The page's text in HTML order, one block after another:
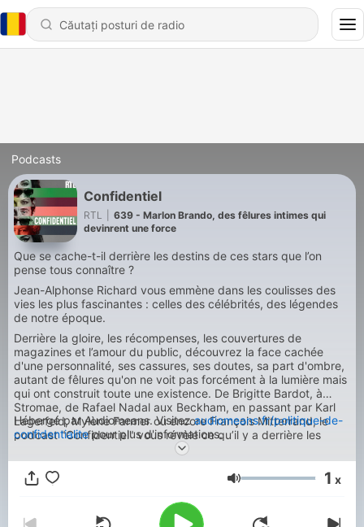
Podcasts
Confidentiel
RTL
639 - Marlon Brando, des fêlures intimes qui
devinrent une force
Que se cache-t-il derrière les destins de ces stars que l’on
pense tous connaître ?
Jean-Alphonse Richard vous emmène dans les coulisses des
vies les plus fascinantes : celles des célébrités, des légendes
de notre époque.
Derrière la gloire, les récompenses, les couvertures de
magazines et l’amour du public, découvrez la face cachée
d'une personnalité, ses cassures, ses doutes, sa part d'ombre,
autant de fêlures qu'on ne voit pas forcément à la lumière mais
qui ont construit toute une existence. De Brigitte Bardot, à
Stromae, de Rafael Nadal aux Beckham, en passant par Karl
Lagerfeld, Mylène Farmer ou encore François Mitterrand, le
podcast "Confidentiel" vous révèle ce qu’il y a derrière les
parcours hors normes des icônes de cinéma, de la musique, de
la mode, du sport, de la politique ou encore de la royauté.
Témoignages, archives sonores et révélations exclusives vous
invitent à redécouvrir ces célébrités sous un nouveau jour, loin
Hébergé par Audiomeans. Visitezaudiomeans.fr/politique-de-
confidentialitepour plus d'informations.
Volum 1 x